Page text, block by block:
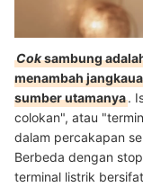
Coksambung
menambah
sumber utamanya.
colokan", atau
dalam percakapan
Berbeda dengan
terminal listrik